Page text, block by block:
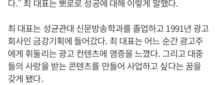
다.” 최 대표는 뽀로로 성공에 대해 이렇게 말했다.
최 대표는 성균관대 신문방송학과를 졸업하고 1991년 광고
회사인 금강기획에 들어갔다. 최 대표는 어느 순간 광고주
에게 휘둘리는 광고 컨텐츠에 염증을 느꼈다. 그리고 대중
들의 사랑을 받는 콘텐츠를 만들어 사업하고 싶다는 꿈을
갖게 됐다.